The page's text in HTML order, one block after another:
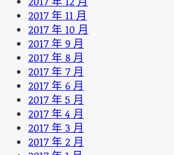
2017 年 11 月
2017 年 10 月
2017 年 9 月
2017 年 8 月
2017 年 7 月
2017 年 6 月
2017 年 5 月
2017 年 4 月
2017 年 3 月
2017 年 2 月